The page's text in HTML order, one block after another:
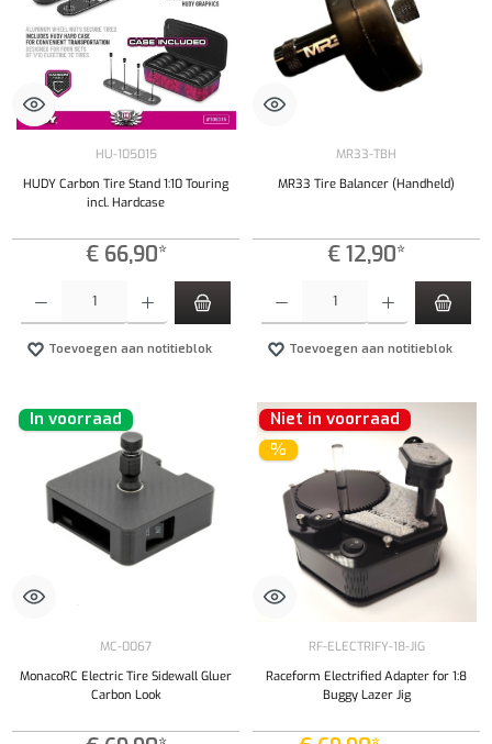
HU-105015
HUDY Carbon Tire Stand 1:10 Touring
incl. Hardcase
€ 66,90*
Toevoegen aan notitieblok
MR33-TBH
MR33 Tire Balancer (Handheld)
€ 12,90*
Toevoegen aan notitieblok
In voorraad
MC-0067
MonacoRC Electric Tire Sidewall Gluer
Carbon Look
Niet in voorraad
%
RF-ELECTRIFY-18-JIG
Raceform Electrified Adapter for 1:8
Buggy Lazer Jig